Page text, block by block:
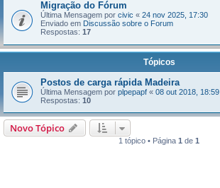
Migração do Fórum
Última Mensagem por civic « 24 nov 2025, 17:30
Enviado em Discussão sobre o Forum
Respostas: 17
Tópicos
Postos de carga rápida Madeira
Última Mensagem por plpepapf « 08 out 2018, 18:59
Respostas: 10
Novo Tópico
1 tópico • Página 1 de 1